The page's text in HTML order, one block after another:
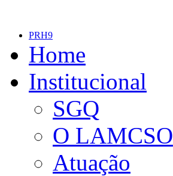
PRH9
Home
Institucional
SGQ
O LAMCSO
Atuação